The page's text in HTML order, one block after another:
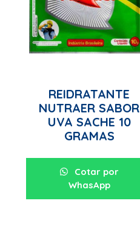
REIDRATANTE
NUTRAER SABOR
UVA SACHE 10
GRAMAS
Cotar por
WhasApp